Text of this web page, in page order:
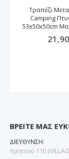
Τραπέζι
Camping
53x50x50cm
ΒΡΕΙΤΕ ΜΑΣ
ΔΙΕΥΘΥΝΣΗ:
Υμηττού 110